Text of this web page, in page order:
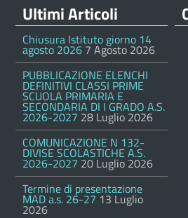
Ultimi Articoli
Chiusura Istituto giorno 14
agosto 2026 7 Agosto 2026
PUBBLICAZIONE ELENCHI
DEFINITIVI CLASSI PRIME
SCUOLA PRIMARIA E
SECONDARIA DI I GRADO A.S.
2026-2027 28 Luglio 2026
COMUNICAZIONE N 132-
DIVISE SCOLASTICHE A.S.
2026-2027 20 Luglio 2026
Termine di presentazione
MAD a.s. 26-27 13 Luglio
2026